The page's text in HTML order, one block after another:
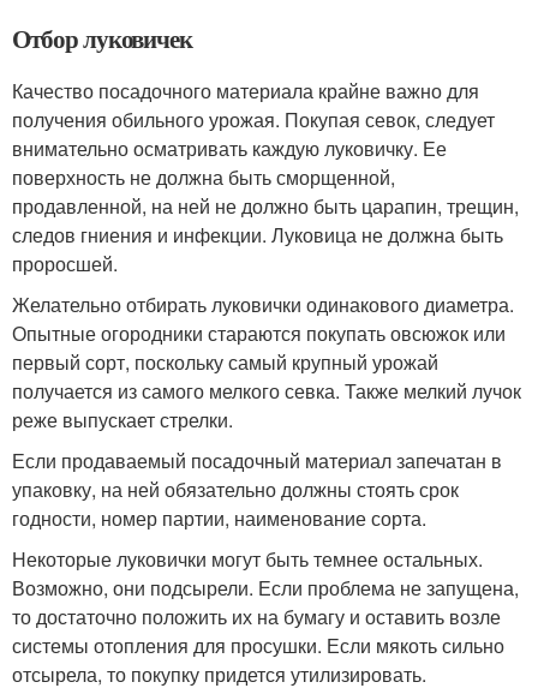
Отбор луковичек
Качество посадочного материала крайне важно для
получения обильного урожая. Покупая севок, следует
внимательно осматривать каждую луковичку. Ее
поверхность не должна быть сморщенной,
продавленной, на ней не должно быть царапин, трещин,
следов гниения и инфекции. Луковица не должна быть
проросшей.
Желательно отбирать луковички одинакового диаметра.
Опытные огородники стараются покупать овсюжок или
первый сорт, поскольку самый крупный урожай
получается из самого мелкого севка. Также мелкий лучок
реже выпускает стрелки.
Если продаваемый посадочный материал запечатан в
упаковку, на ней обязательно должны стоять срок
годности, номер партии, наименование сорта.
Некоторые луковички могут быть темнее остальных.
Возможно, они подсырели. Если проблема не запущена,
то достаточно положить их на бумагу и оставить возле
системы отопления для просушки. Если мякоть сильно
отсырела, то покупку придется утилизировать.